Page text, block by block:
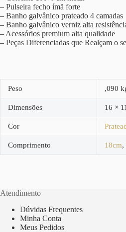
– Pulseira fecho ímã forte
– Banho galvânico prateado 4 camadas
– Banho galvânico verniz alta
– Acessórios premium alta qualidade
– Peças Diferenciadas que Realçam o
Peso ,090
Dimensões 16 ×
Cor
Comprimento 18cm,
Atendimento
Dúvidas Frequentes
Minha Conta
Meus Pedidos